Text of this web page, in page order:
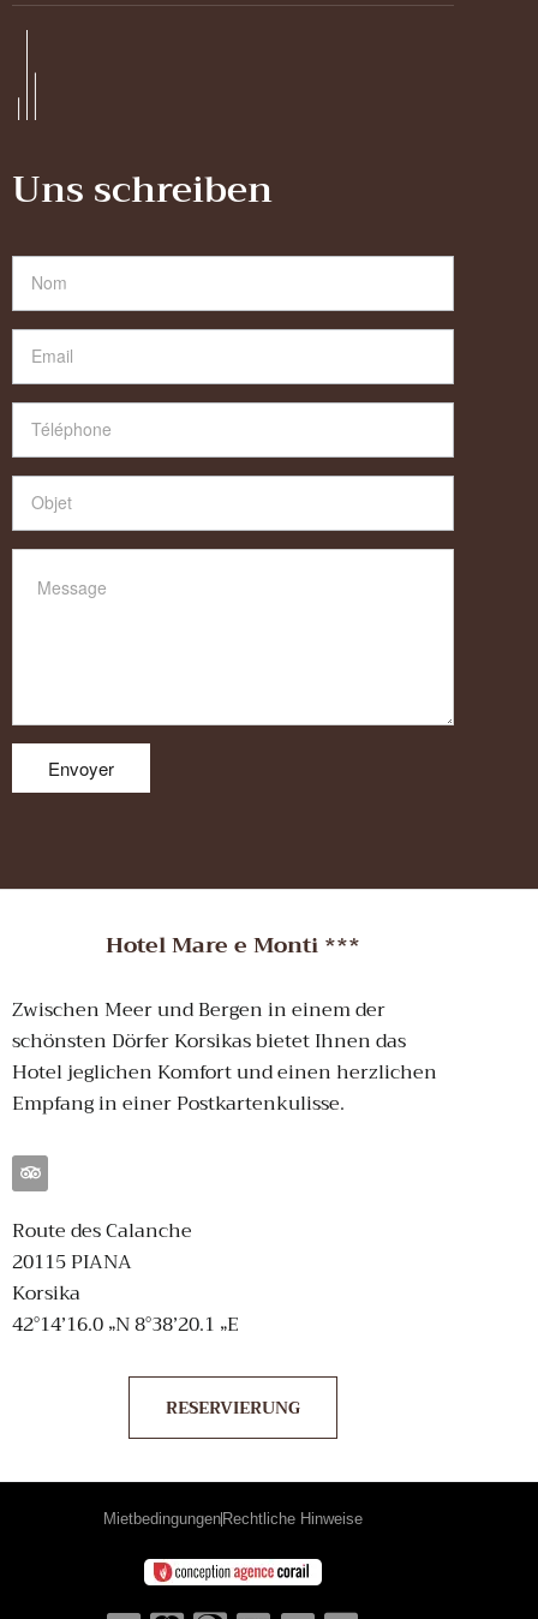
Uns schreiben
Hotel Mare e Monti ***
Zwischen Meer und Bergen in einem der
schönsten Dörfer Korsikas bietet Ihnen das
Hotel jeglichen Komfort und einen herzlichen
Empfang in einer Postkartenkulisse.
Route des Calanche
20115 PIANA
Korsika
42°14’16.0 „N 8°38’20.1 „E
RESERVIERUNG
Mietbedingungen Rechtliche Hinweise